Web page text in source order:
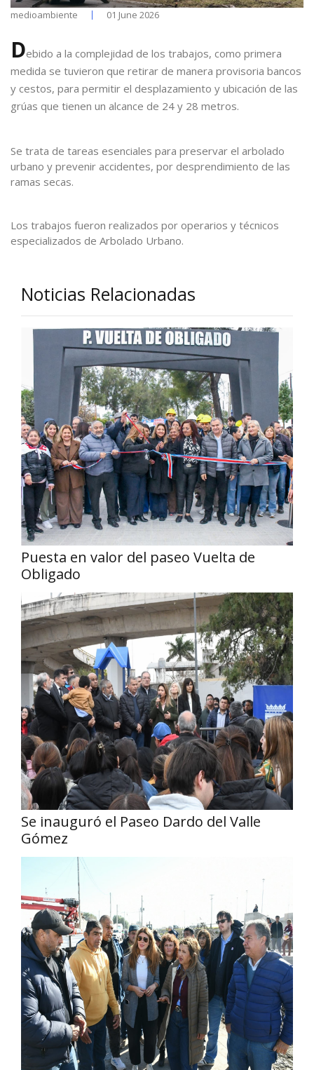
medioambiente 01 June 2026
Debido a la complejidad de los trabajos, como primera
medida se tuvieron que retirar de manera provisoria bancos
y cestos, para permitir el desplazamiento y ubicación de las
grúas que tienen un alcance de 24 y 28 metros.
Se trata de tareas esenciales para preservar el arbolado
urbano y prevenir accidentes, por desprendimiento de las
ramas secas.
Los trabajos fueron realizados por operarios y técnicos
especializados de Arbolado Urbano.
Noticias Relacionadas
Puesta en valor del paseo Vuelta de
Obligado
Se inauguró el Paseo Dardo del Valle
Gómez